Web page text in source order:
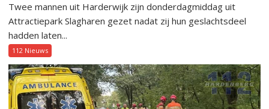
Twee mannen uit Harderwijk zijn donderdagmiddag uit
Attractiepark Slagharen gezet nadat zij hun geslachtsdeel
hadden laten...
112 Nieuws